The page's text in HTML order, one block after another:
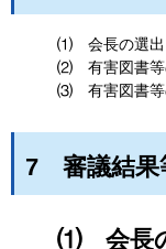
⑴ 会長の選出
⑵
有害図書
⑶
有害図書
7 審議結
⑴ 会長